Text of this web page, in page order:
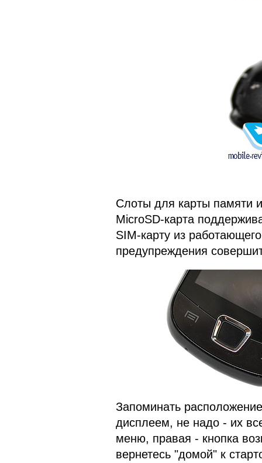
Слоты для карты памяти
MicroSD-карта
SIM-карту из
предупреждения
Запоминать
дисплеем, не надо - их
меню, правая - кнопка
вернетесь "домой" к